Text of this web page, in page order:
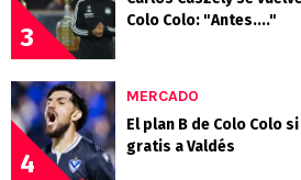
3
Colo Colo: "Antes...."
4
MERCADO
El plan B de Colo Colo
gratis a Valdés